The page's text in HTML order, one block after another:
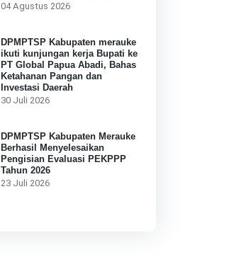
04 Agustus 2026
DPMPTSP Kabupaten merauke
ikuti kunjungan kerja Bupati ke
PT Global Papua Abadi, Bahas
Ketahanan Pangan dan
Investasi Daerah
30 Juli 2026
DPMPTSP Kabupaten Merauke
Berhasil Menyelesaikan
Pengisian Evaluasi PEKPPP
Tahun 2026
23 Juli 2026